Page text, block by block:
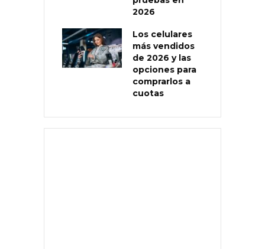
2026
Los celulares
más vendidos
de 2026 y las
opciones para
comprarlos a
cuotas